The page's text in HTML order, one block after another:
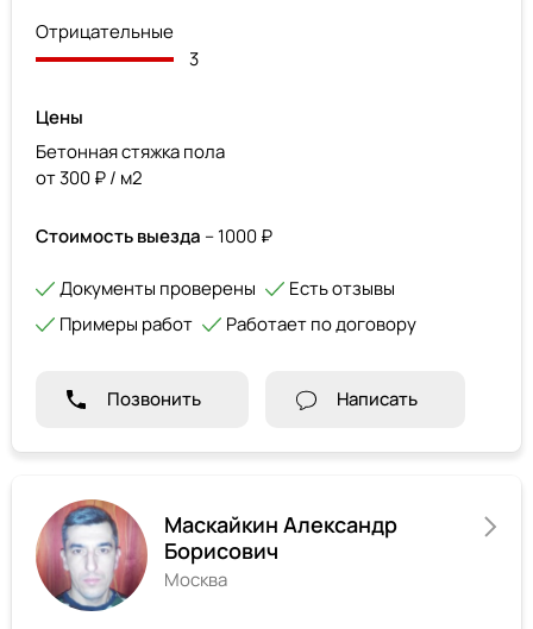
Отрицательные
3
Цены
Бетонная стяжка пола
от 300 ₽ / м2
Стоимость выезда – 1000 ₽
Документы проверены
Есть отзывы
Примеры работ
Работает по договору
Позвонить Написать
Маскайкин Александр
Борисович
Москва